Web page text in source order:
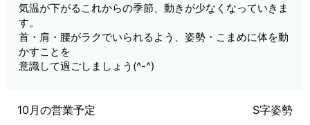
気温が下がるこれからの季節、動きが少なくなっていきま
す。
首・肩・腰がラクでいられるよう、姿勢・こまめに体を動
かすことを
意識して過ごしましょう(^-^)
10月の営業予定 S字姿勢